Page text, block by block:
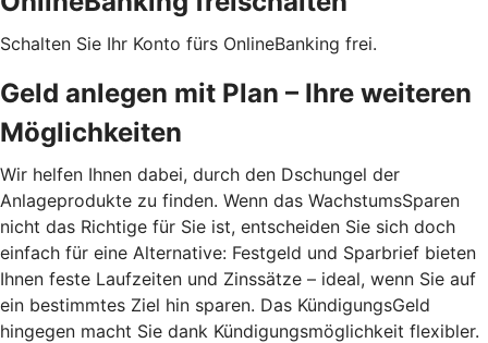
Schalten Sie Ihr Konto fürs OnlineBanking frei.
Geld anlegen mit Plan – Ihre weiteren
Möglichkeiten
Wir helfen Ihnen dabei, durch den Dschungel der
Anlageprodukte zu finden. Wenn das WachstumsSparen
nicht das Richtige für Sie ist, entscheiden Sie sich doch
einfach für eine Alternative: Festgeld und Sparbrief bieten
Ihnen feste Laufzeiten und Zinssätze – ideal, wenn Sie auf
ein bestimmtes Ziel hin sparen. Das KündigungsGeld
hingegen macht Sie dank Kündigungsmöglichkeit flexibler.